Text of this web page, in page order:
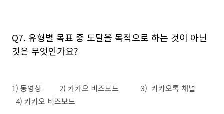
Q7. 유형별 목표 중 도달을 목적으로 하는 것이 아닌
것은 무엇인가요?
1) 동영상 2) 카카오 비즈보드 3) 카카오톡 채널
4) 카카오 비즈보드